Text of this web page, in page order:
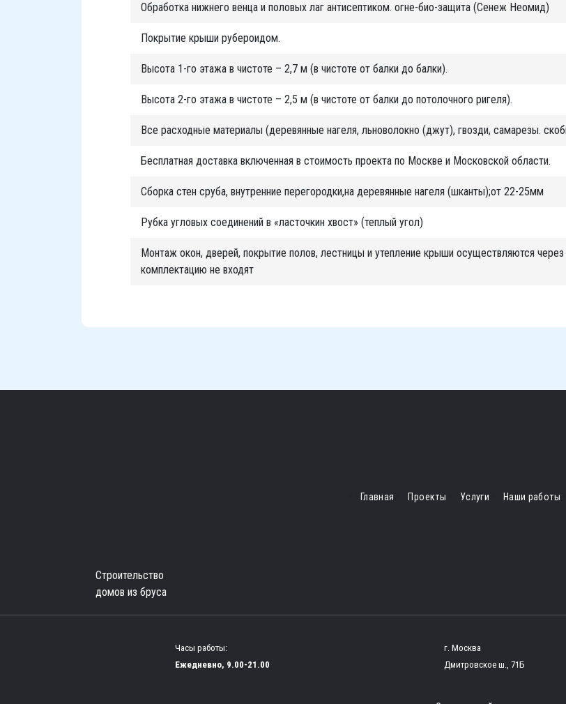
Обработка нижнего венца и половых лаг антисептиком. огне-био-защита (Сенеж Неомид)
Покрытие крыши рубероидом.
Высота 1-го этажа в чистоте – 2,7 м (в чистоте от балки до балки).
Высота 2-го этажа в чистоте – 2,5 м (в чистоте от балки до потолочного ригеля).
Все расходные материалы (деревянные нагеля, льноволокно (джут), гвозди, самарезы.
Бесплатная доставка включенная в стоимость проекта по Москве и Московской области.
Сборка стен сруба, внутренние перегородки,на деревянные нагеля (шканты);от 22-25мм
Рубка угловых соединений в «ласточкин хвост» (теплый угол)
Монтаж окон, дверей, покрытие полов, лестницы и утепление крыши осуществляются
комплектацию не входят
Строительство
домов из бруса
Главная Проекты Услуги Наши работы
Часы работы:
Ежедневно, 9.00-21.00
г. Москва
Дмитровское ш., 71Б